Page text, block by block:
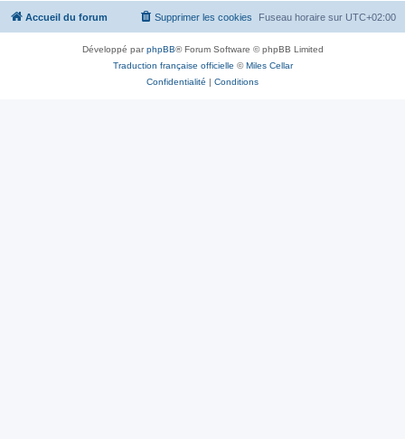
Accueil du forum Fuseau horaire sur UTC+02:00
Supprimer les cookies
Développé parphpBB® Forum Software © phpBB Limited
Traduction française officielle ©Miles Cellar
Confidentialité | Conditions